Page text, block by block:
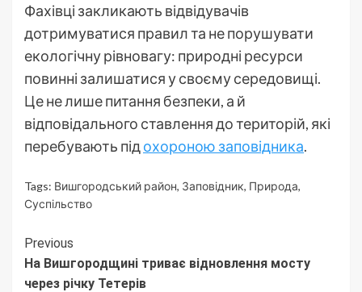
Фахівці закликають відвідувачів
дотримуватися правил та не порушувати
екологічну рівновагу: природні ресурси
повинні залишатися у своєму середовищі.
Це не лише питання безпеки, а й
відповідального ставлення до територій, які
перебувають підохороною заповідника.
Tags: Вишгородський район, Заповідник, Природа,
Суспільство
Continue
Reading
Previous
На Вишгородщині триває відновлення мосту
через річку Тетерів